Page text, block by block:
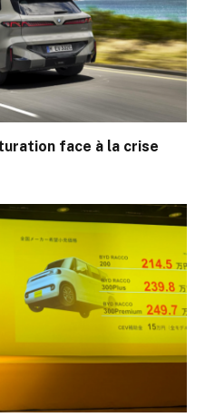
face à la crise